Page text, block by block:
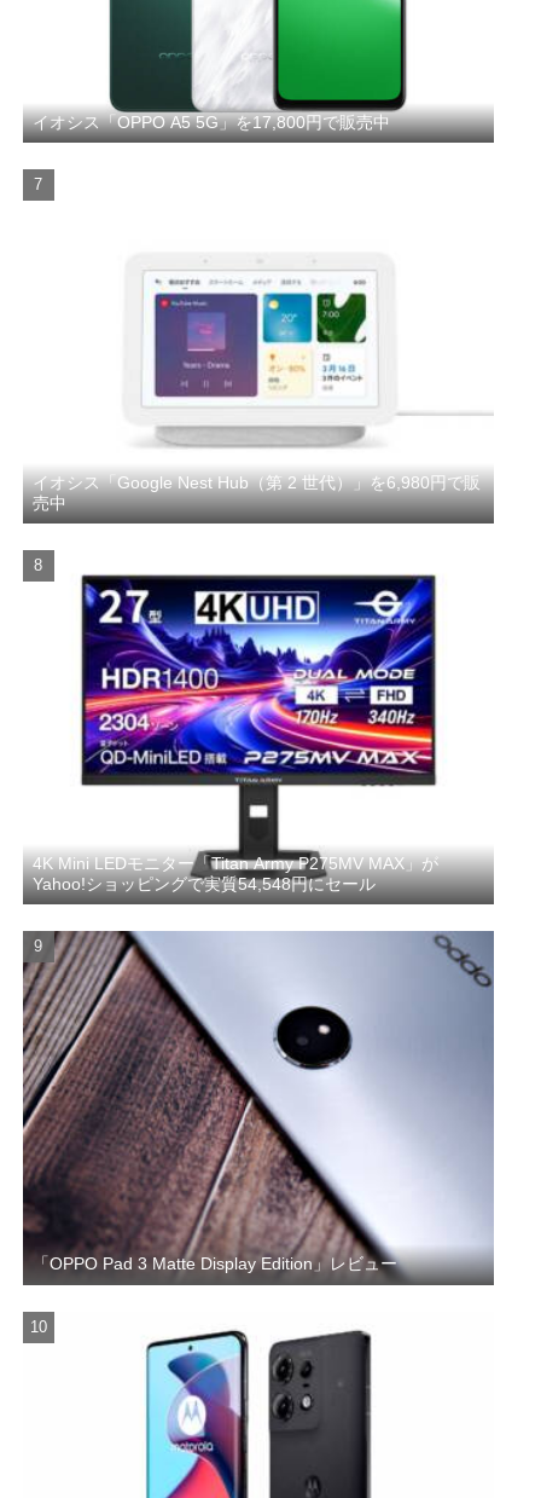
イオシス「OPPO A5 5G」を17,800円で販売中
イオシス「Google Nest Hub（第 2 世代）」を6,980円で販
売中
4K Mini LEDモニター「Titan Army P275MV MAX」が
Yahoo!ショッピングで実質54,548円にセール
「OPPO Pad 3 Matte Display Edition」レビュー